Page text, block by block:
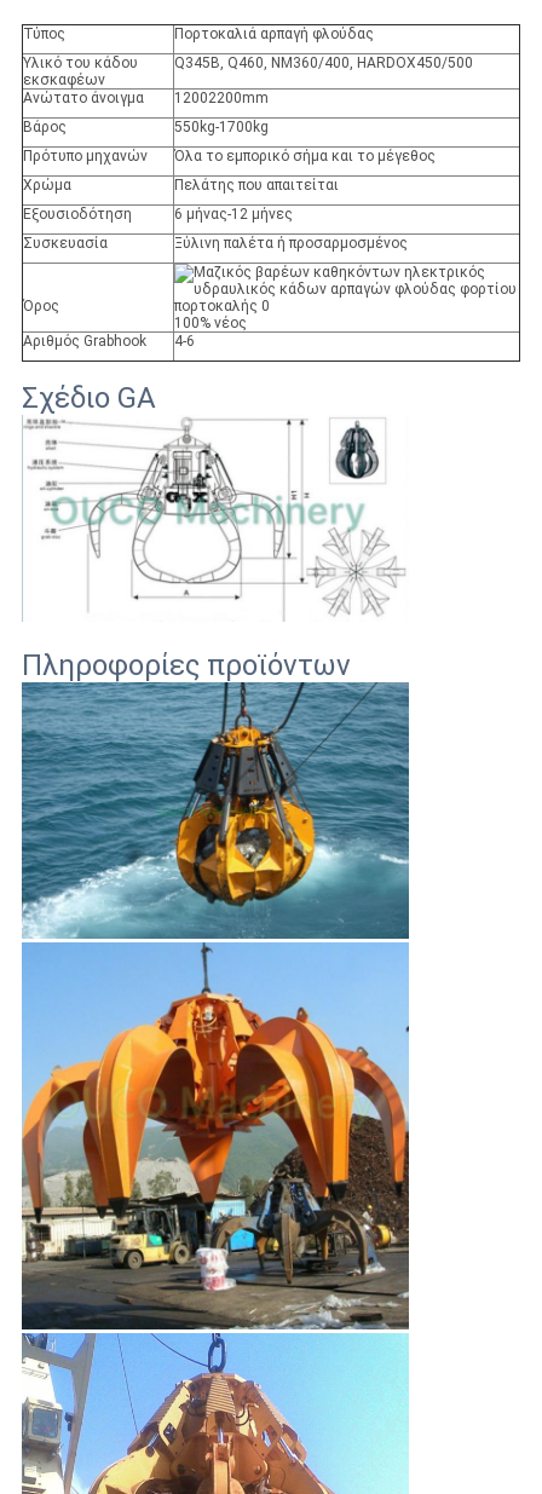
Τύπος
Πορτοκαλιά αρπαγή φλούδας
Υλικό του κάδου
εκσκαφέων
Q345B, Q460, NM360/400, HARDOX450/500
Ανώτατο άνοιγμα
12002200mm
Βάρος
550kg-1700kg
Πρότυπο μηχανών
Όλα το εμπορικό σήμα και το μέγεθος
Χρώμα
Πελάτης που απαιτείται
Εξουσιοδότηση
6 μήνας-12 μήνες
Συσκευασία
Ξύλινη παλέτα ή προσαρμοσμένος
Όρος
100% νέος
Αριθμός Grabhook
4-6
Σχέδιο GA
Πληροφορίες προϊόντων